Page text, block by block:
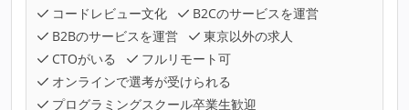
コードレビュー文化
B2Cのサービスを運営
B2Bのサービスを運営
東京以外の求人
CTOがいる
フルリモート可
オンラインで選考が受けられる
プログラミングスクール卒業生歓迎